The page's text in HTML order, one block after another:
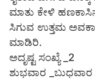
ಮಾತು ಕೇಳಿ
ಸಿಗುವ ಉತ್ತಮ
ಮಾಡಿರಿ.
ಅದೃಷ್ಟ ಸಂಖ್ಯೆ _2
ಶುಭವಾರ _ಬುಧವಾರ